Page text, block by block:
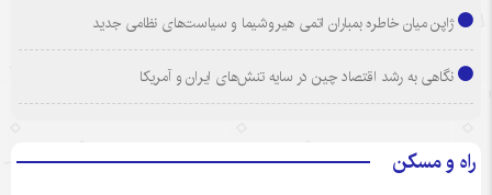
ژاپن میان خاطره بمباران اتمی هیروشیما و سیاست‌های نظامی جدید
نگاهی به رشد اقتصاد چین در سایه تنش‌های ایران و آمریکا
راه و مسکن